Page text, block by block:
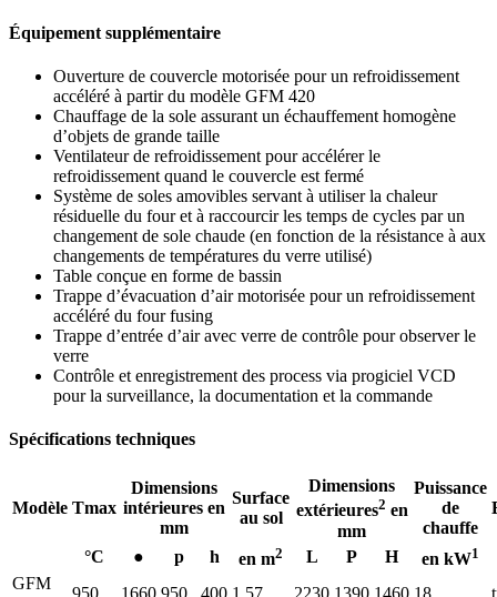
Équipement supplémentaire
Ouverture de couvercle motorisée pour un refroidissement
accéléré à partir du modèle GFM 420
Chauffage de la sole assurant un échauffement homogène
d’objets de grande taille
Ventilateur de refroidissement pour accélérer le
refroidissement quand le couvercle est fermé
Système de soles amovibles servant à utiliser la chaleur
résiduelle du four et à raccourcir les temps de cycles par un
changement de sole chaude (en fonction de la résistance à aux
changements de températures du verre utilisé)
Table conçue en forme de bassin
Trappe d’évacuation d’air motorisée pour un refroidissement
accéléré du four fusing
Trappe d’entrée d’air avec verre de contrôle pour observer le
verre
Contrôle et enregistrement des process via progiciel VCD
pour la surveillance, la documentation et la commande
Spécifications techniques
Modèle Tmax
Dimensions
intérieures en
mm
Surface
au sol
Dimensions
extérieures2 en
mm
Puissance
de
chauffe
°C ● p h en m2 L P H en kW1
GFM